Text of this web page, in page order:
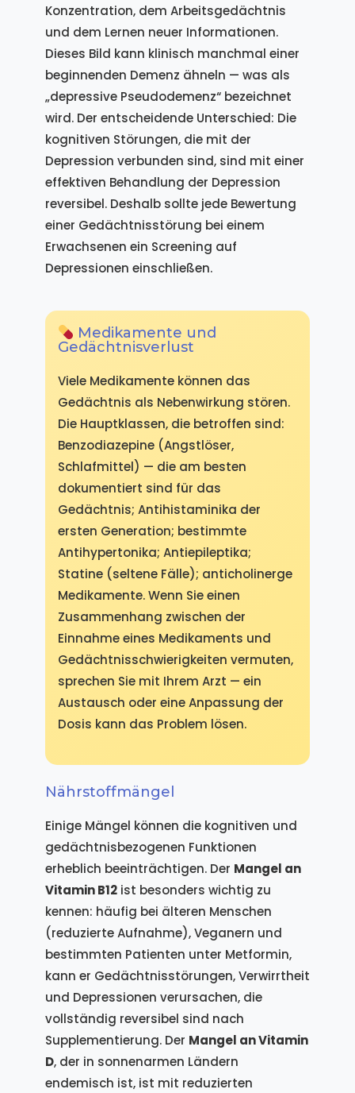
Konzentration, dem Arbeitsgedächtnis
und dem Lernen neuer Informationen.
Dieses Bild kann klinisch manchmal einer
beginnenden Demenz ähneln — was als
„depressive Pseudodemenz“ bezeichnet
wird. Der entscheidende Unterschied: Die
kognitiven Störungen, die mit der
Depression verbunden sind, sind mit einer
effektiven Behandlung der Depression
reversibel. Deshalb sollte jede Bewertung
einer Gedächtnisstörung bei einem
Erwachsenen ein Screening auf
Depressionen einschließen.
Medikamente und
Gedächtnisverlust
Viele Medikamente können das
Gedächtnis als Nebenwirkung stören.
Die Hauptklassen, die betroffen sind:
Benzodiazepine (Angstlöser,
Schlafmittel) — die am besten
dokumentiert sind für das
Gedächtnis; Antihistaminika der
ersten Generation; bestimmte
Antihypertonika; Antiepileptika;
Statine (seltene Fälle); anticholinerge
Medikamente. Wenn Sie einen
Zusammenhang zwischen der
Einnahme eines Medikaments und
Gedächtnisschwierigkeiten vermuten,
sprechen Sie mit Ihrem Arzt — ein
Austausch oder eine Anpassung der
Dosis kann das Problem lösen.
Nährstoffmängel
Einige Mängel können die kognitiven und
gedächtnisbezogenen Funktionen
erheblich beeinträchtigen. Der Mangel an
Vitamin B12ist besonders wichtig zu
kennen: häufig bei älteren Menschen
(reduzierte Aufnahme), Veganern und
bestimmten Patienten unter Metformin,
kann er Gedächtnisstörungen, Verwirrtheit
und Depressionen verursachen, die
vollständig reversibel sind nach
Supplementierung. Der Mangel an Vitamin
D, der in sonnenarmen Ländern
endemisch ist, ist mit reduzierten